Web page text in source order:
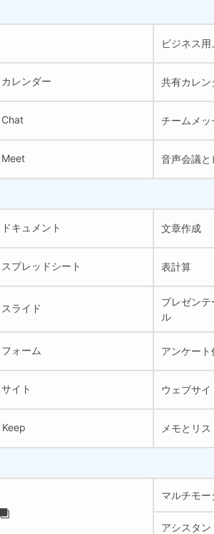
ビジネス
レンダー 共有カレン
チームメッ
音声会議と
キュメント 文章作成
プレッドシート 表計算
ライド
プレゼン
ル
ォーム アンケー
イト ウェブサ
メモとリス
マルチモ
アシスタ